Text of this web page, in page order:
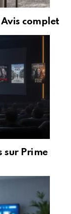
complet
sur Prime